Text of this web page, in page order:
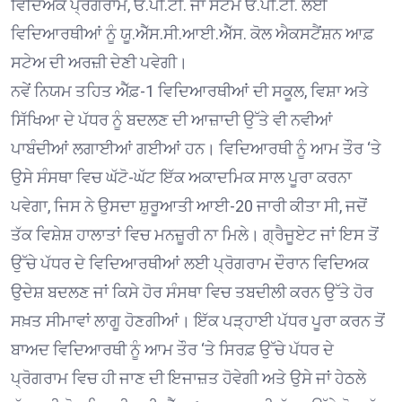
ਵਿਦਿਅਕ ਪ੍ਰੋਗਰਾਮ, ਓ.ਪੀ.ਟੀ. ਜਾਂ ਸਟੈਮ ਓ.ਪੀ.ਟੀ. ਲਈ
ਵਿਦਿਆਰਥੀਆਂ ਨੂੰ ਯੂ.ਐੱਸ.ਸੀ.ਆਈ.ਐੱਸ. ਕੋਲ ਐਕਸਟੈਂਸ਼ਨ ਆਫ਼
ਸਟੇਅ ਦੀ ਅਰਜ਼ੀ ਦੇਣੀ ਪਵੇਗੀ।
ਨਵੇਂ ਨਿਯਮ ਤਹਿਤ ਐੱਫ਼-1 ਵਿਦਿਆਰਥੀਆਂ ਦੀ ਸਕੂਲ, ਵਿਸ਼ਾ ਅਤੇ
ਸਿੱਖਿਆ ਦੇ ਪੱਧਰ ਨੂੰ ਬਦਲਣ ਦੀ ਆਜ਼ਾਦੀ ਉੱਤੇ ਵੀ ਨਵੀਆਂ
ਪਾਬੰਦੀਆਂ ਲਗਾਈਆਂ ਗਈਆਂ ਹਨ। ਵਿਦਿਆਰਥੀ ਨੂੰ ਆਮ ਤੌਰ ‘ਤੇ
ਉਸੇ ਸੰਸਥਾ ਵਿਚ ਘੱਟੋ-ਘੱਟ ਇੱਕ ਅਕਾਦਮਿਕ ਸਾਲ ਪੂਰਾ ਕਰਨਾ
ਪਵੇਗਾ, ਜਿਸ ਨੇ ਉਸਦਾ ਸ਼ੁਰੂਆਤੀ ਆਈ-20 ਜਾਰੀ ਕੀਤਾ ਸੀ, ਜਦੋਂ
ਤੱਕ ਵਿਸ਼ੇਸ਼ ਹਾਲਾਤਾਂ ਵਿਚ ਮਨਜ਼ੂਰੀ ਨਾ ਮਿਲੇ। ਗ੍ਰੈਜੂਏਟ ਜਾਂ ਇਸ ਤੋਂ
ਉੱਚੇ ਪੱਧਰ ਦੇ ਵਿਦਿਆਰਥੀਆਂ ਲਈ ਪ੍ਰੋਗਰਾਮ ਦੌਰਾਨ ਵਿਦਿਅਕ
ਉਦੇਸ਼ ਬਦਲਣ ਜਾਂ ਕਿਸੇ ਹੋਰ ਸੰਸਥਾ ਵਿਚ ਤਬਦੀਲੀ ਕਰਨ ਉੱਤੇ ਹੋਰ
ਸਖ਼ਤ ਸੀਮਾਵਾਂ ਲਾਗੂ ਹੋਣਗੀਆਂ। ਇੱਕ ਪੜ੍ਹਾਈ ਪੱਧਰ ਪੂਰਾ ਕਰਨ ਤੋਂ
ਬਾਅਦ ਵਿਦਿਆਰਥੀ ਨੂੰ ਆਮ ਤੌਰ ‘ਤੇ ਸਿਰਫ਼ ਉੱਚੇ ਪੱਧਰ ਦੇ
ਪ੍ਰੋਗਰਾਮ ਵਿਚ ਹੀ ਜਾਣ ਦੀ ਇਜਾਜ਼ਤ ਹੋਵੇਗੀ ਅਤੇ ਉਸੇ ਜਾਂ ਹੇਠਲੇ